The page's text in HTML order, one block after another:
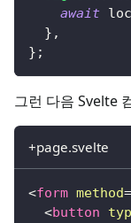
await
} ,
} ;
그런 다음 Svelte
+page.svelte
<form method=
<button